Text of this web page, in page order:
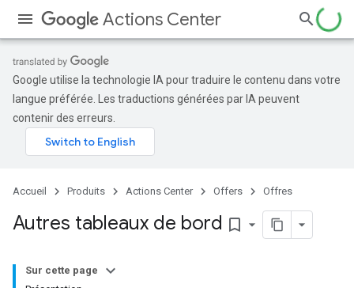
Actions Center
Google utilise la technologie IA pour traduire le contenu dans votre
langue préférée. Les traductions générées par IA peuvent
contenir des erreurs.
Accueil Produits Actions Center Offers Offres
Autres tableaux de bord bookmark_border
Sur cette page